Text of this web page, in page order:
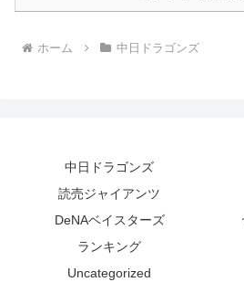
ホーム 中日ドラゴンズ
中日ドラゴンズ
読売ジャイアンツ
DeNAベイスターズ
ランキング
Uncategorized